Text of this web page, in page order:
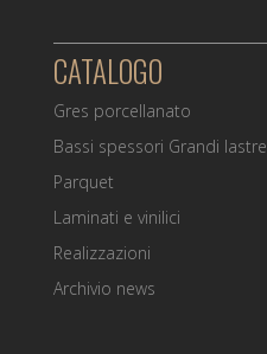
CATALOGO
Gres porcellanato
Bassi spessori Grandi lastre
Parquet
Laminati e vinilici
Realizzazioni
Archivio news